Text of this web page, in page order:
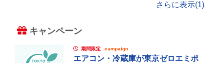
さらに表示(1)
キャンペーン
期間限定 campaign
エアコン・冷蔵庫が東京ゼロエミポ